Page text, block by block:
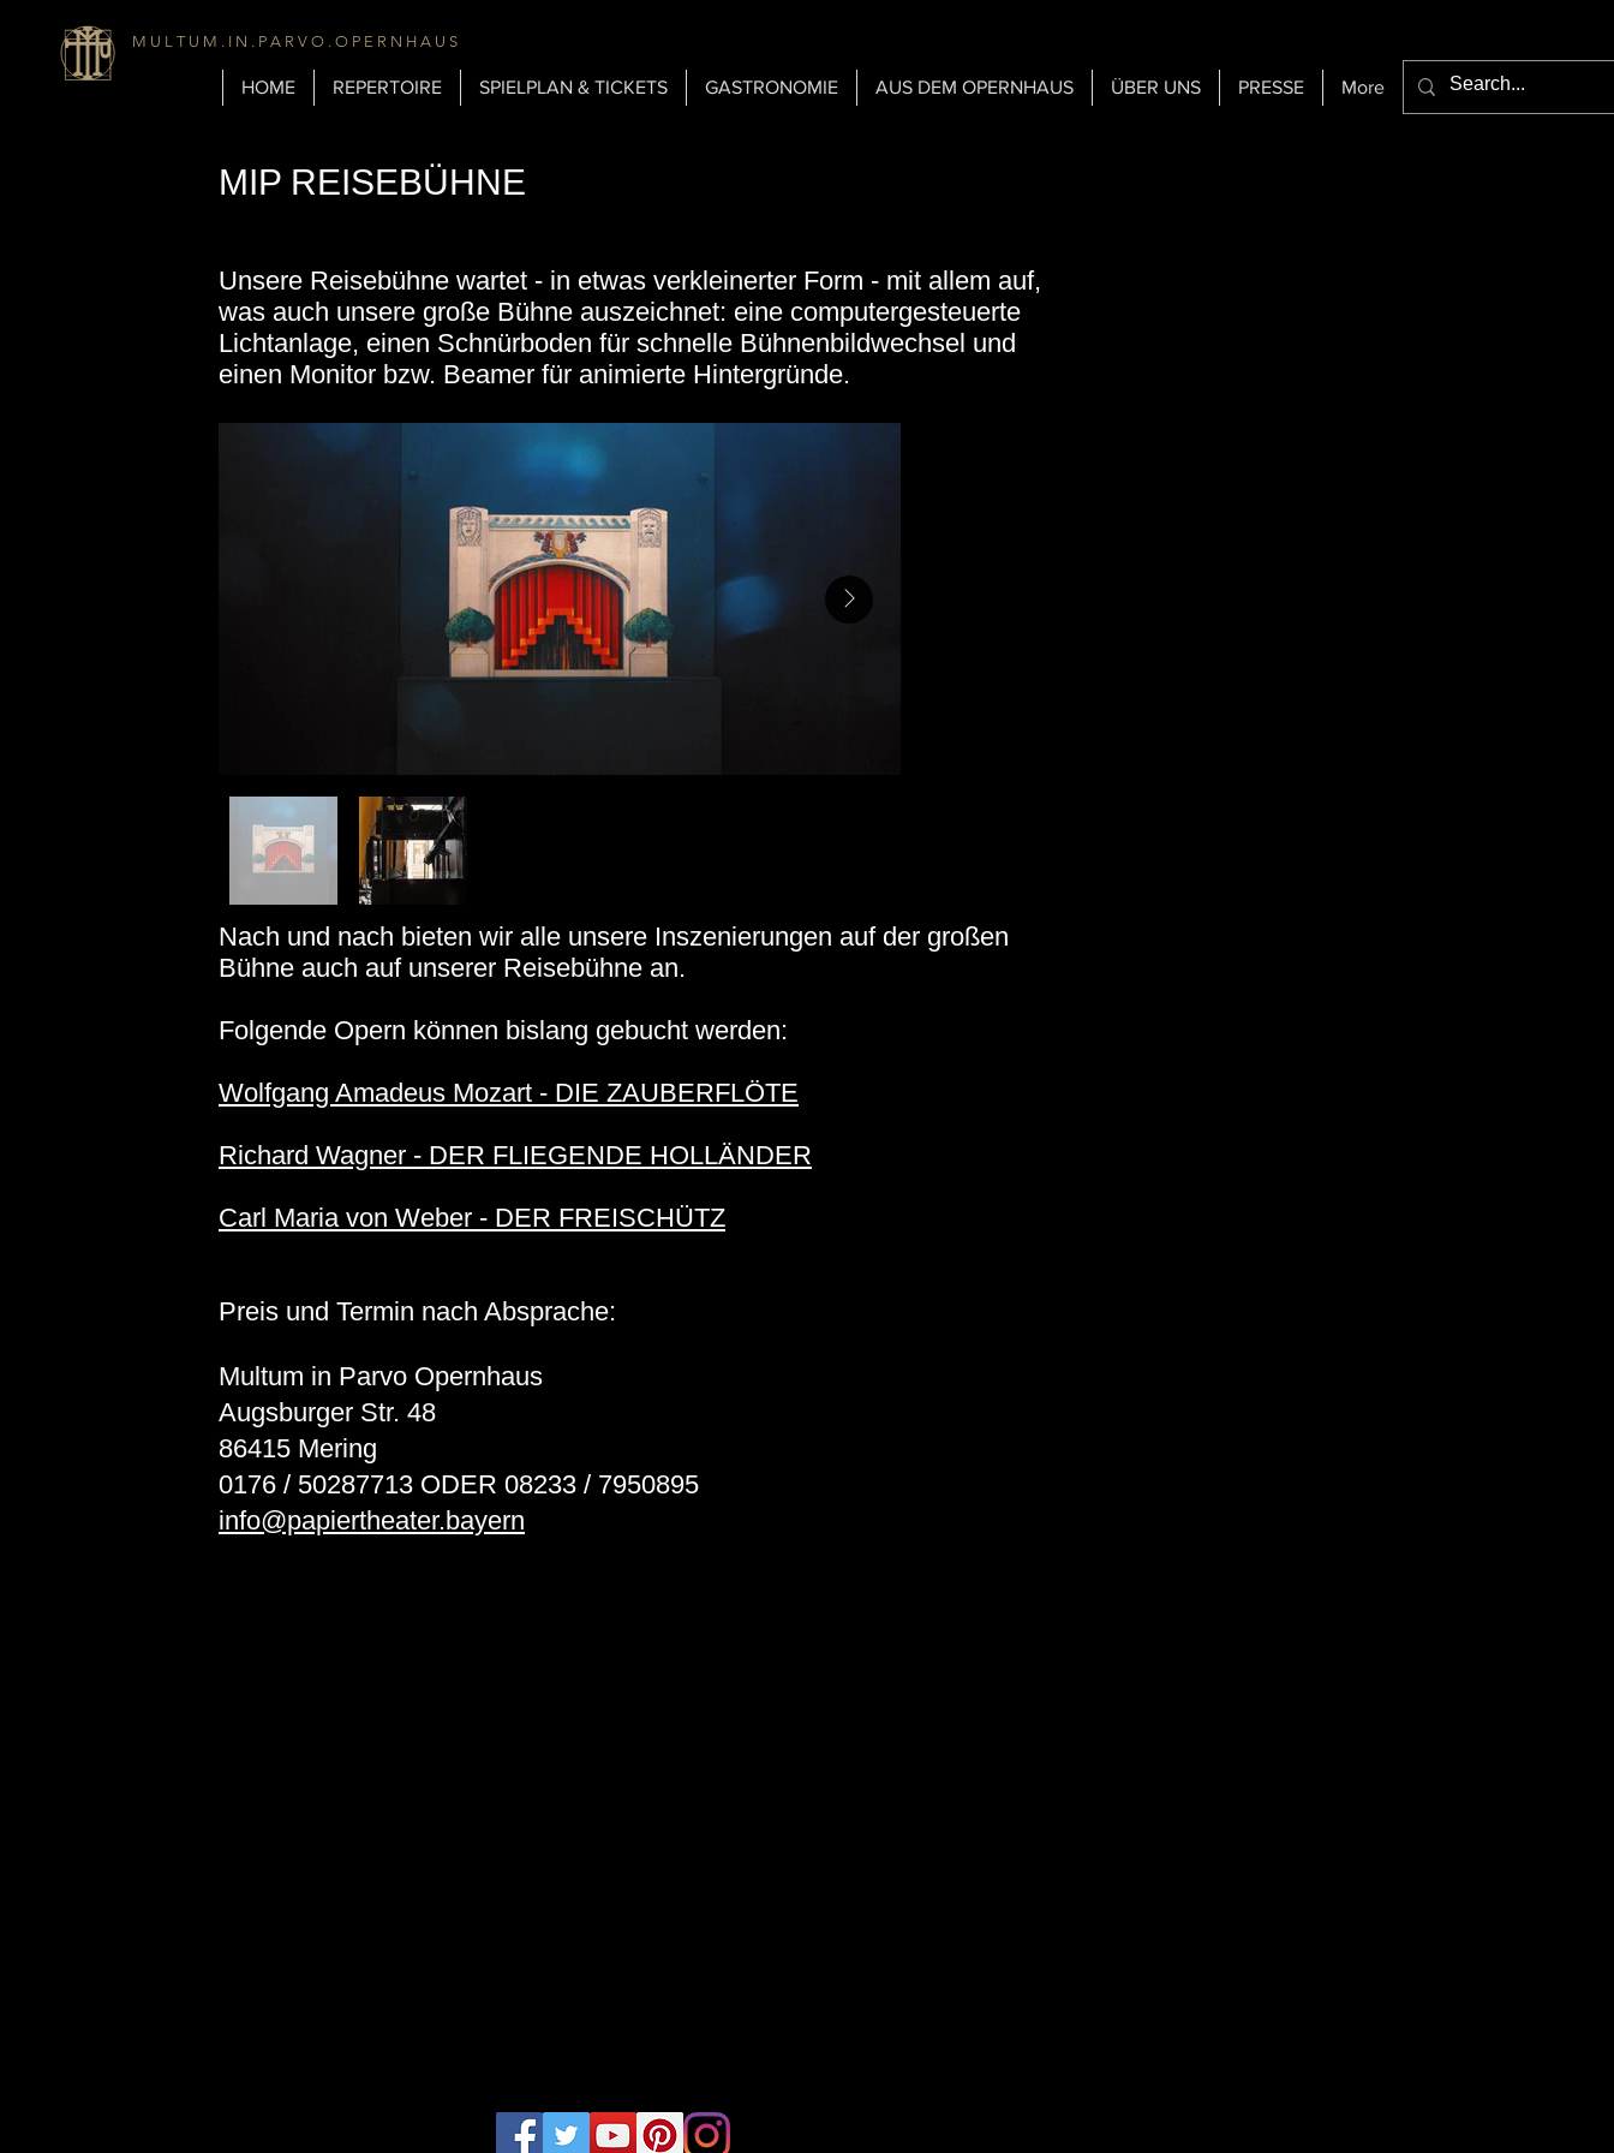
M U L T U M . I N . P A R V O . O P E R N H A U S
HOME REPERTOIRE SPIELPLAN & TICKETS GASTRONOMIE AUS DEM OPERNHAUS ÜBER UNS PRESSE More
MIP REISEBÜHNE
​Unsere Reisebühne wartet - in etwas verkleinerter Form - mit allem auf,
was auch unsere große Bühne auszeichnet: eine computergesteuerte
Lichtanlage, einen Schnürboden für schnelle Bühnenbildwechsel und
einen Monitor bzw. Beamer für animierte Hintergründe.
Nach und nach bieten wir alle unsere Inszenierungen auf der großen
Bühne auch auf unserer Reisebühne an.
Folgende Opern können bislang gebucht werden:
Wolfgang Amadeus Mozart - DIE ZAUBERFLÖTE
Richard Wagner - DER FLIEGENDE HOLLÄNDER
Carl Maria von Weber - DER FREISCHÜTZ
Preis und Termin nach Absprache:
Multum in Parvo Opernhaus
Augsburger Str. 48
86415 Mering
0176 / 50287713 ODER 08233 / 7950895
info@papiertheater.bayern